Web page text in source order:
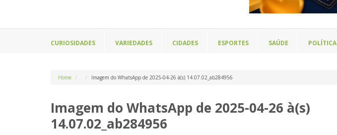
CURIOSIDADES VARIEDADES CIDADES ESPORTES SAÚDE POLÍTICA
Home Imagem do WhatsApp de 2025-04-26 à(s) 14.07.02_ab284956
Imagem do WhatsApp de 2025-04-26 à(s)
14.07.02_ab284956